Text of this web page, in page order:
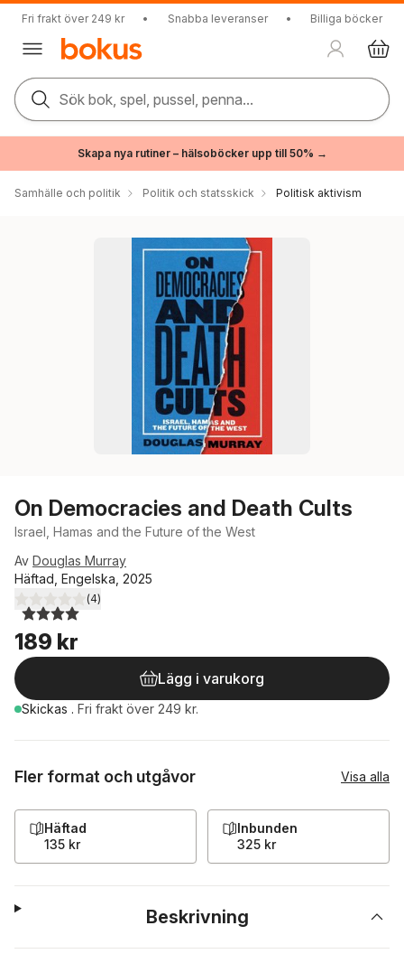
Fri frakt över 249 kr • Snabba leveranser • Billiga böcker
Sök bok, spel, pussel, penna...
Skapa nya rutiner – hälsoböcker upp till 50% →
Samhälle och politik Politik och statsskick Politisk aktivism
On Democracies and Death Cults
Israel, Hamas and the Future of the West
Av Douglas Murray
Häftad, Engelska, 2025
4,0utav 5 stjärnor. Totalt antal röster:
(4)
189 kr
Lägg i varukorg
Skickas . Fri frakt över 249 kr.
Fler format och utgåvor Visa alla
Häftad
135 kr
Inbunden
325 kr
Beskrivning